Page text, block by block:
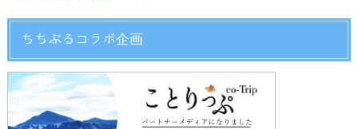
ちちぶるコラボ企画